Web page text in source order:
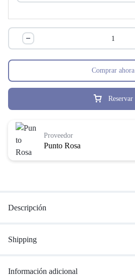
Reservar
Comprar ahora
Punto Rosa
Proveedor
Descripción
Shipping
Información adicional